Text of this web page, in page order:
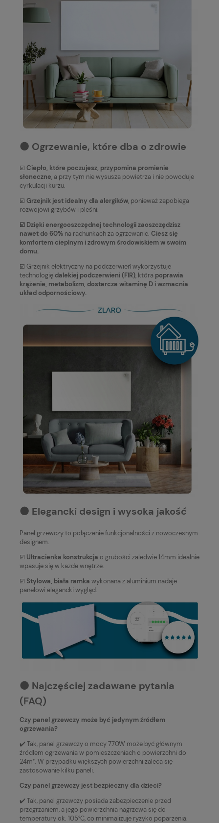
⚫️ Ogrzewanie, które dba o zdrowie
☑️ Ciepło, które poczujesz, przypomina promienie
słoneczne, a przy tym nie wysusza powietrza i nie powoduje
cyrkulacji kurzu.
☑️ Grzejnik jest idealny dla alergików, ponieważ zapobiega
rozwojowi grzybów i pleśni.
☑️ Dzięki energooszczędnej technologii zaoszczędzisz
nawet do 60% na rachunkach za ogrzewanie. Ciesz się
komfortem cieplnym i zdrowym środowiskiem w swoim
domu.
☑️ Grzejnik elektryczny na podczerwień wykorzystuje
technologię dalekiej podczerwieni (FIR), która poprawia
krążenie, metabolizm, dostarcza witaminę D i wzmacnia
układ odpornościowy.
⚫️ Elegancki design i wysoka jakość
Panel grzewczy to połączenie funkcjonalności z nowoczesnym
designem.
☑️ Ultracienka konstrukcja o grubości zaledwie 14mm idealnie
wpasuje się w każde wnętrze.
☑️ Stylowa, biała ramka wykonana z aluminium nadaje
panelowi elegancki wygląd.
⚫️ Najczęściej zadawane pytania
(FAQ)
Czy panel grzewczy może być jedynym źródłem
ogrzewania?
✔️ Tak, panel grzewczy o mocy 770W może być głównym
źródłem ogrzewania w pomieszczeniach o powierzchni do
24m². W przypadku większych powierzchni zaleca się
zastosowanie kilku paneli.
Czy panel grzewczy jest bezpieczny dla dzieci?
✔️ Tak, panel grzewczy posiada zabezpieczenie przed
przegrzaniem, a jego powierzchnia nagrzewa się do
temperatury ok. 105°C, co minimalizuje ryzyko poparzenia.